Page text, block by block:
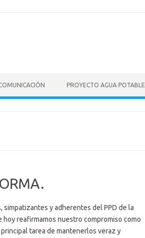
PROYECTO AGUA POTABLE
simpatizantes y adherentes del PPD de la
hoy reafirmamos nuestro compromiso como
tarea de mantenerlos veraz y